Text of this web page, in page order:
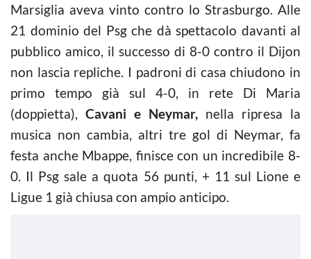
Marsiglia aveva vinto contro lo Strasburgo. Alle
21 dominio del Psg che dà spettacolo davanti al
pubblico amico, il successo di 8-0 contro il Dijon
non lascia repliche. I padroni di casa chiudono in
primo tempo già sul 4-0, in rete Di Maria
(doppietta), Cavani e Neymar, nella ripresa la
musica non cambia, altri tre gol di Neymar, fa
festa anche Mbappe, finisce con un incredibile 8-
0. Il Psg sale a quota 56 punti, + 11 sul Lione e
Ligue 1 già chiusa con ampio anticipo.